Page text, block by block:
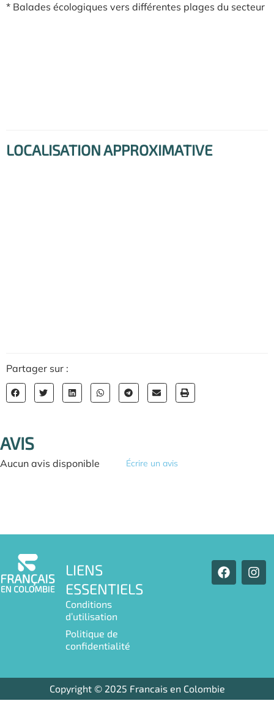
* Balades écologiques vers différentes plages du secteur
LOCALISATION APPROXIMATIVE
Partager sur :
AVIS
Aucun avis disponible Écrire un avis
LIENS
ESSENTIELS
Conditions
d’utilisation
Politique de
confidentialité
F
a
I
n
Copyright © 2025 Francais en Colombie